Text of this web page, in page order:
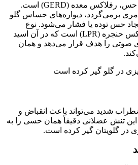
یکی از شایع‌ترین دلایل این حس، رفلاکس معده (GERD) است.
برمی‌گردد، دیواره‌های حساس گلو
حس توده یا فشار می‌شود. نوع
دیگری از این بیماری، رفلاکس حنجره (LPR) است که در آن اسید
صوتی را هدف قرار می‌دهد و همان
شدید می‌تواند باعث انقباض و
تنش عضلانی دقیقاً همان حسی را به
در گلویتان گیر کرده است.